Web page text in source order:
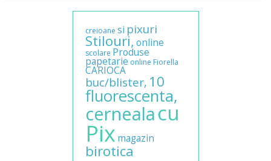
creioane si pixuri
Stilouri, online
scolare Produse
papetarie online Fiorella
CARIOCA
buc/blister, 10
fluorescenta,
cernealacu
Pix magazin
birotica